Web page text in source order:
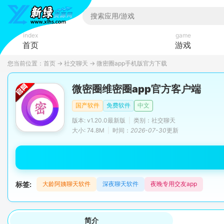
index
首页
game
游戏
您当前位置： 首页 → 社交聊天 → 微密圈app手机版官方下载
微密圈维密圈app官方客户端
国产软件 免费软件
中文
版本: v1.20.0最新版
类别：社交聊天
大小: 74.8M
时间： 2026-07-30更新
标签: 大龄阿姨聊天软件 深夜聊天软件 夜晚专用交友app
简介